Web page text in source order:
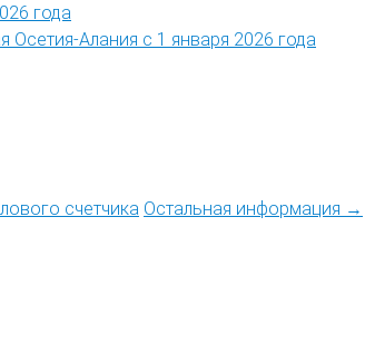
года
Осетия-Алания с 1 января 2026 года
счетчика Остальная информация →